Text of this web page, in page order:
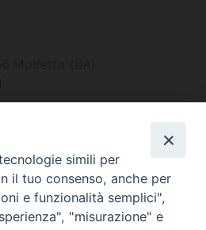
Molfetta (BA)
simili per
il tuo consenso, anche per
e funzionalità semplici",
"misurazione" e